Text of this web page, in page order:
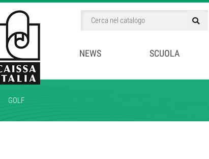
NEWS SCUOLA
GOLF